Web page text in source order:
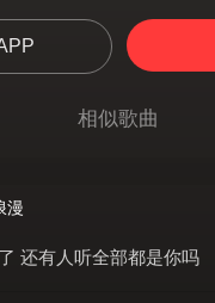
fallin，I'm， fallin，I'm
Baby，就让我来对你说明
， I， promise， I，
我的眼里都是你
的眼里都是，心里都是，
相似歌曲
漫
还有人听全部都是你吗